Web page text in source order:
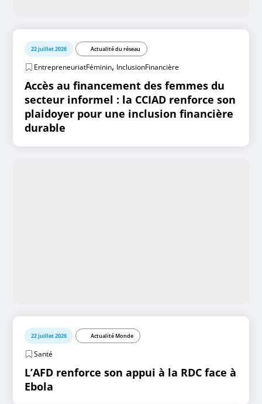
22 juillet 2026 Actualité du réseau
EntrepreneuriatFéminin, InclusionFinancière
Accès au financement des femmes du
secteur informel : la CCIAD renforce son
plaidoyer pour une inclusion financière
durable
22 juillet 2026 Actualité Monde
Santé
L’AFD renforce son appui à la RDC face à
Ebola